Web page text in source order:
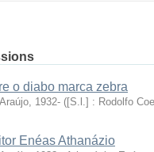
o diabo marca zebra
1932- ([S.l.] : Rodolfo
Enéas Athanázio